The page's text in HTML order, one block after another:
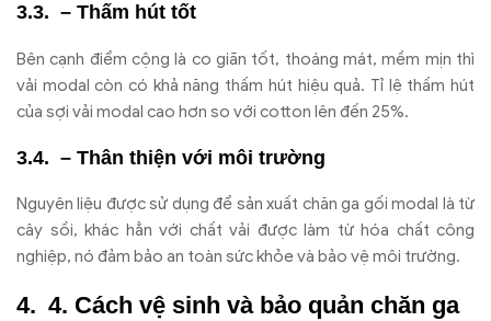
– Thấm hút tốt
Bên cạnh điểm cộng là co giãn tốt, thoáng mát, mềm mịn thì
vải modal còn có khả năng thấm hút hiệu quả. Tỉ lệ thấm hút
của sợi vải modal cao hơn so với cotton lên đến 25%.
– Thân thiện với môi trường
Nguyên liệu được sử dụng để sản xuất chăn ga gối modal là từ
cây sồi, khác hẳn với chất vải được làm từ hóa chất công
nghiệp, nó đảm bảo an toàn sức khỏe và bảo vệ môi trường.
4. Cách vệ sinh và bảo quản chăn ga